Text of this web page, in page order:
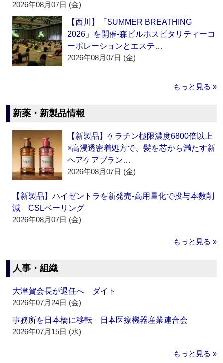
2026年08月07日 (金)
【西川】「SUMMER BREATHING
2026」を開催‐森ビルホスピタリティーコ
ーポレーションとエステ…
2026年08月07日 (金)
もっと見る »
新薬・新製品情報
【新製品】ケラチン極限濃度6800倍以上
×高浸透密着処方で、髪を芯から満たす新
ヘアケアブラン…
2026年08月07日 (金)
【新製品】ハイゼントラを新発売‐高用量化で投与本数削
減 CSLベーリング
2026年08月07日 (金)
もっと見る »
人事・組織
大津賀会長が退任へ ダイト
2026年07月24日 (金)
事務所を日本橋に移転 日本医療機器産業連合会
2026年07月15日 (水)
もっと見る »